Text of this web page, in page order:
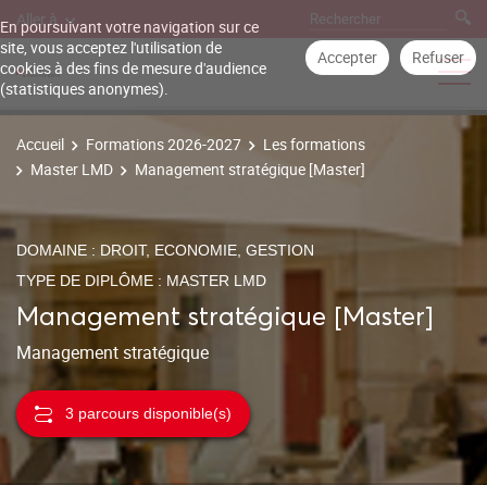
En poursuivant votre navigation sur ce
site, vous acceptez l'utilisation de
cookies à des fins de mesure d'audience
(statistiques anonymes).
Accepter Refuser
Aller à
Accueil Formations 2026-2027
Les formations
Master LMD
Management stratégique [Master]
DOMAINE : DROIT, ECONOMIE, GESTION
TYPE DE DIPLÔME : MASTER LMD
Management stratégique [Master]
Management stratégique
3 parcours disponible(s)